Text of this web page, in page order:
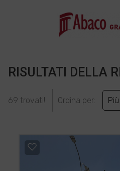
RISULTATI DELLA
69 trovati! Ordina per: